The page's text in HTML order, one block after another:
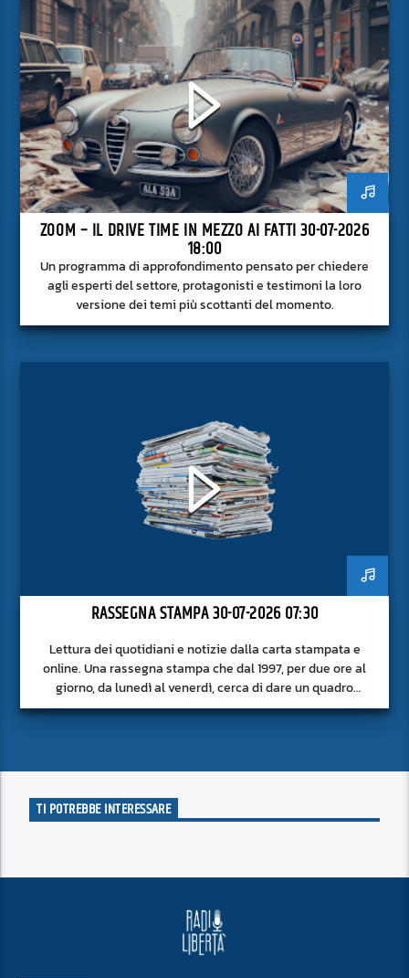
ZOOM – IL DRIVE TIME IN MEZZO AI FATTI 30-07-2026
18:00
Un programma di approfondimento pensato per chiedere
agli esperti del settore, protagonisti e testimoni la loro
versione dei temi più scottanti del momento.
RASSEGNA STAMPA 30-07-2026 07:30
Lettura dei quotidiani e notizie dalla carta stampata e
online. Una rassegna stampa che dal 1997, per due ore al
giorno, da lunedì al venerdì, cerca di dare un quadro
approfondito delle notizie del giorno, senza fermarsi alla
TI POTREBBE INTERESSARE